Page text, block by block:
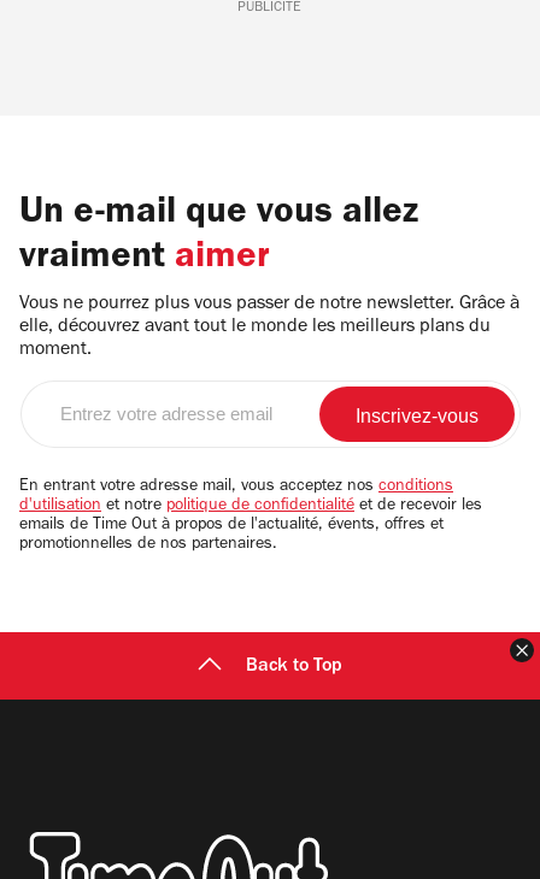
PUBLICITÉ
Un e-mail que vous allez
vraiment aimer
Vous ne pourrez plus vous passer de notre newsletter. Grâce à
elle, découvrez avant tout le monde les meilleurs plans du
moment.
email
En entrant votre adresse mail, vous acceptez nos conditions
d'utilisation et notre politique de confidentialité et de recevoir les
emails de Time Out à propos de l'actualité, évents, offres et
promotionnelles de nos partenaires.
Back to Top